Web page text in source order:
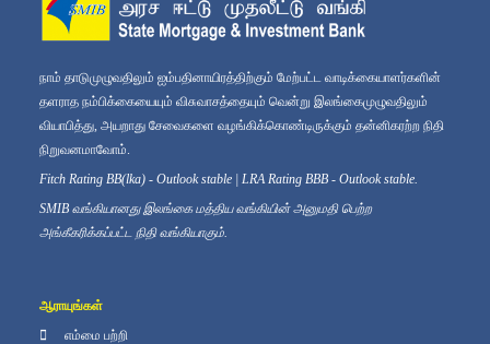
நாம் தாடுமுழுவதிலும் ஐம்பதினாயிரத்திற்கும் மேற்பட்ட வாடிக்கையாளர்களின்
தளராத நம்பிக்கையையும் விசுவாசத்தையும் வென்று இலங்கைமுழுவதிலும்
வியாபித்து, அயறாது சேவைகளை வழங்கிக்கொண்டிருக்கும் தன்னிகரற்ற நிதி
நிறுவனமாவோம்.
Fitch Rating BB(lka) - Outlook stable | LRA Rating BBB - Outlook stable.
SMIB வங்கியானது இலங்கை மத்திய வங்கியின் அனுமதி பெற்ற
அங்கீகரிக்கப்பட்ட நிதி வங்கியாகும்.
ஆராயுங்கள்
எம்மை பற்றி